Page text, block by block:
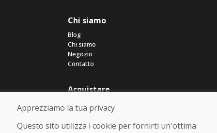
Chi siamo
Blog
Chi siamo
Negozio
Contatto
Acquistare
Negozio online
Termini e condizioni commerciali
Spedizione e pagamento
Apprezziamo la tua privacy
Questo sito utilizza i cookie per fornirti un'ottima